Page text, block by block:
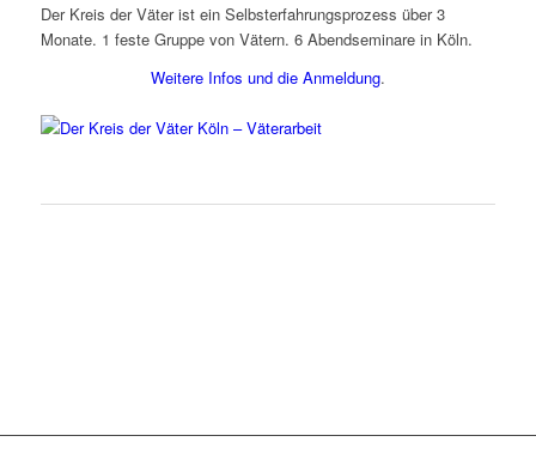
Der Kreis der Väter ist ein Selbsterfahrungsprozess über 3
Monate. 1 feste Gruppe von Vätern. 6 Abendseminare in Köln.
Weitere Infos und die Anmeldung.